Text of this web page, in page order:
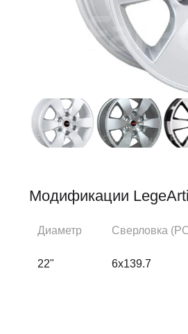
Модификации
Диаметр Сверловка
22" 6x139.7